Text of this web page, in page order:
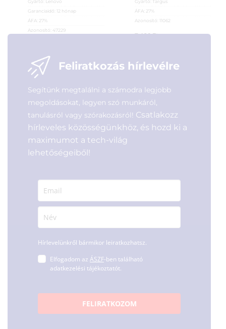
Garanciaidő: 12 hónap
ÁFA:
27%
Azonosító: 47229
ÁFA:
27%
Azonosító: 11062
7 490Ft
Feliratkozás hírlevélre
Segítünk megtalálni a számodra legjobb
megoldásokat, legyen szó munkáról,
tanulásról vagy szórakozásról! Csatlakozz
hírleveles közösségünkhöz, és hozd ki a
maximumot a tech-világ
lehetőségeiből!
Hírlevelünkről bármikor leiratkozhatsz.
Elfogadom az ÁSZF-ben található
adatkezelési tájékoztatót.
FELIRATKOZOM